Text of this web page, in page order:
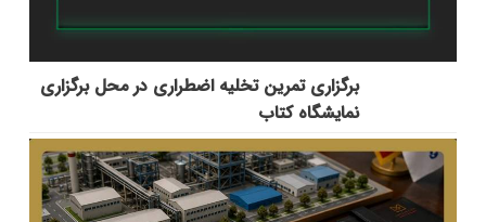
برگزاری تمرین تخلیه اضطراری در محل برگزاری
نمایشگاه کتاب